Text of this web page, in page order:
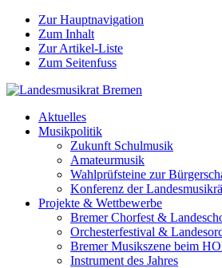
Zur Hauptnavigation
Zum Inhalt
Zur Artikel-Liste
Zum Seitenfuss
Aktuelles
Musikpolitik
Zukunft Schulmusik
Amateurmusik
Wahlprüfsteine zur
Konferenz der
Projekte & Wettbewerbe
Bremer Chorfest &
Orchesterfestival &
Bremer Musikszene beim
Instrument des Jahres